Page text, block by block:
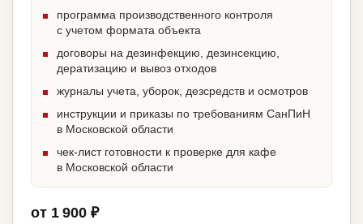
программа производственного контроля
с учетом формата объекта
договоры на дезинфекцию, дезинсекцию,
дератизацию и вывоз отходов
журналы учета, уборок, дезсредств и осмотров
инструкции и приказы по требованиям СанПиН
в Московской области
чек-лист готовности к проверке для кафе
в Московской области
от 1 900 ₽